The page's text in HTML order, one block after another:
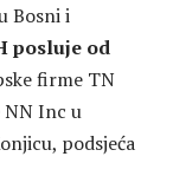
Bosni i
posluje od
firme TN
NN Inc u
podsjeća